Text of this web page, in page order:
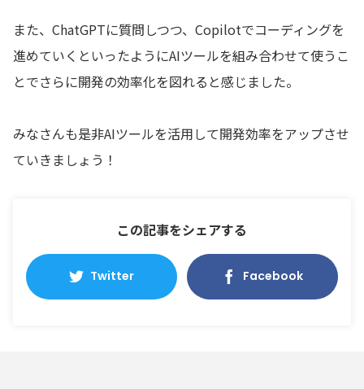
また、ChatGPTに質問しつつ、Copilotでコーディングを
進めていくといったようにAIツールを組み合わせて使うこ
とでさらに開発の効率化を図れると感じました。
みなさんも是非AIツールを活用して開発効率をアップさせ
ていきましょう！
この記事をシェアする
Twitter Facebook